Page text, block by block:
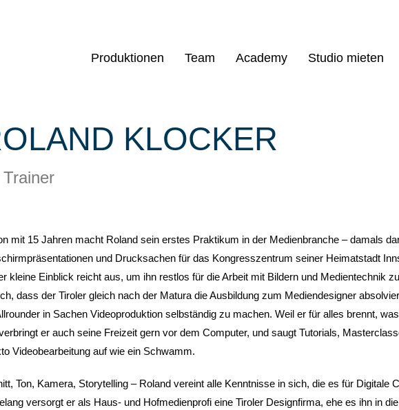
Produktionen Team Academy Studio mieten
KLOCKER
Trainer
mit 15 Jahren macht Roland sein erstes Praktikum in der Medienbranche – damals
und Drucksachen für das Kongresszentrum seiner Heimatstadt
kleine Einblick reicht aus, um ihn restlos für die Arbeit mit Bildern und Medientechnik
dass der Tiroler gleich nach der Matura die Ausbildung zum Mediendesigner
in Sachen Videoproduktion selbständig zu machen. Weil er für alles brennt,
er auch seine Freizeit gern vor dem Computer, und saugt Tutorials,
Videobearbeitung auf wie ein Schwamm.
Ton, Kamera, Storytelling – Roland vereint alle Kenntnisse in sich, die es für Digitale
versorgt er als Haus- und Hofmedienprofi eine Tiroler Designfirma, ehe es ihn in